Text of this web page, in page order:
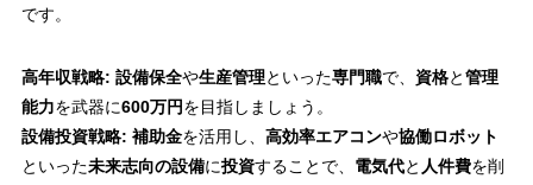
です。
高年収戦略: 設備保全や生産管理といった専門職で、 資格と管理
能力を武器に600万円を目指しましょう。
設備投資戦略: 補助金を活用し、 高効率エアコンや協働ロボット
といった未来志向の設備に投資することで、 電気代と 人件費を削